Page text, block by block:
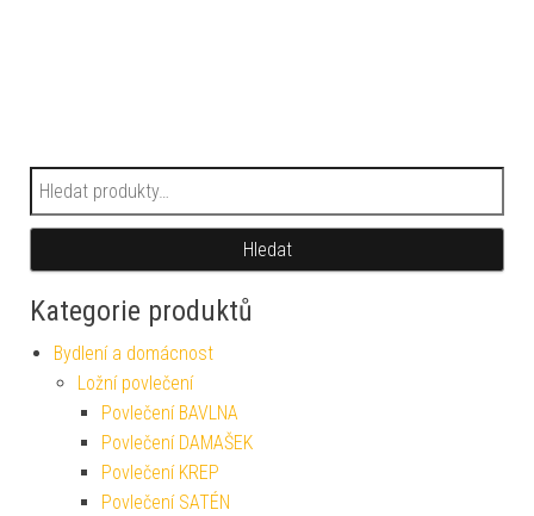
Hledat:
Hledat
Kategorie produktů
Bydlení a domácnost
Ložní povlečení
Povlečení BAVLNA
Povlečení DAMAŠEK
Povlečení KREP
Povlečení SATÉN